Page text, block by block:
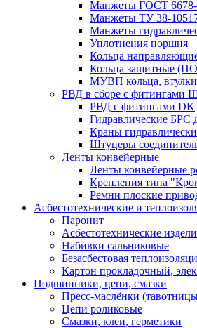
Манжеты ГОСТ 6678-
Манжеты ТУ 38-
Манжеты
Уплотнения поршня
Кольца
Кольца защитные
МУВП кольца,
РВД в сборе с фитингами
РВД с фитингами DK
Гидравлические БРС
Краны
Штуцеры
Ленты конвейерные
Ленты конвейерные
Крепления типа
Ремни плоские
Асбестотехнические и
Паронит
Асбестотехнические
Набивки сальниковые
Безасбестовая
Картон прокладочный,
Подшипники, цепи, смазки
Пресс-маслёнки
Цепи роликовые
Смазки, клеи, герметики